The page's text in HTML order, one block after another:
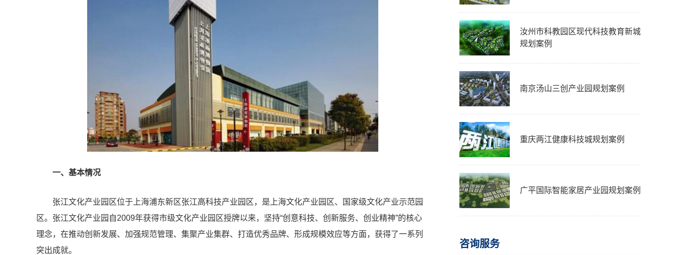
一、基本情况
张江文化产业园区位于上海浦东新区张江高科技产业园区，是上海文化产业园区、国家级文化产业示范园
区。张江文化产业园自2009年获得市级文化产业园区授牌以来，坚持“创意科技、创新服务、创业精神”的核心
理念，在推动创新发展、加强规范管理、集聚产业集群、打造优秀品牌、形成规模效应等方面，获得了一系列
突出成就。
汝州市科教园区现代科技教育新城
规划案例
南京汤山三创产业园规划案例
重庆两江健康科技城规划案例
广平国际智能家居产业园规划案例
咨询服务